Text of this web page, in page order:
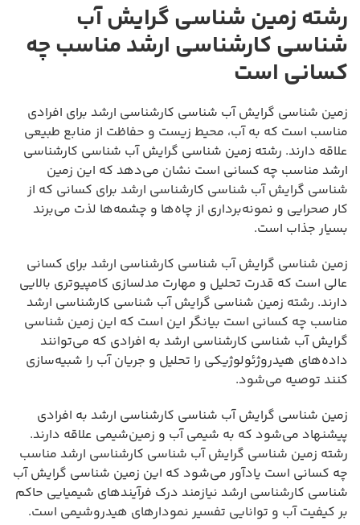
رشته زمین شناسی گرایش آب
شناسی کارشناسی ارشد مناسب چه
کسانی است
زمین شناسی گرایش آب شناسی کارشناسی ارشد برای افرادی
مناسب است که به آب، محیط زیست و حفاظت از منابع طبیعی
علاقه دارند. رشته زمین شناسی گرایش آب شناسی کارشناسی
ارشد مناسب چه کسانی است نشان می‌دهد که این زمین
شناسی گرایش آب شناسی کارشناسی ارشد برای کسانی که از
کار صحرایی و نمونه‌برداری از چاه‌ها و چشمه‌ها لذت می‌برند
بسیار جذاب است.
زمین شناسی گرایش آب شناسی کارشناسی ارشد برای کسانی
عالی است که قدرت تحلیل و مهارت مدلسازی کامپیوتری بالایی
دارند. رشته زمین شناسی گرایش آب شناسی کارشناسی ارشد
مناسب چه کسانی است بیانگر این است که این زمین شناسی
گرایش آب شناسی کارشناسی ارشد به افرادی که می‌توانند
داده‌های هیدروژئولوژیکی را تحلیل و جریان آب را شبیه‌سازی
کنند توصیه می‌شود.
زمین شناسی گرایش آب شناسی کارشناسی ارشد به افرادی
پیشنهاد می‌شود که به شیمی آب و زمین‌شیمی علاقه دارند.
رشته زمین شناسی گرایش آب شناسی کارشناسی ارشد مناسب
چه کسانی است یادآور می‌شود که این زمین شناسی گرایش آب
شناسی کارشناسی ارشد نیازمند درک فرآیندهای شیمیایی حاکم
بر کیفیت آب و توانایی تفسیر نمودارهای هیدروشیمی است.